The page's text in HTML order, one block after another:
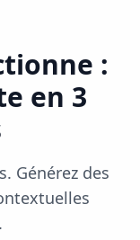
:
en 3
Générez des